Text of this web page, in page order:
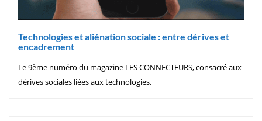
Technologies et aliénation sociale : entre dérives et
encadrement
Le 9ème numéro du magazine LES CONNECTEURS, consacré aux
dérives sociales liées aux technologies.